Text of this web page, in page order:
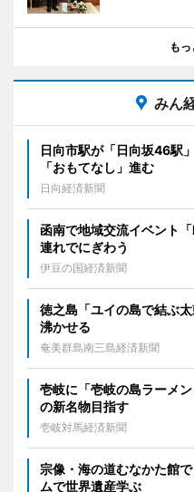
も
みん
日向市駅が「日向坂46駅
「おもてなし」進む
日向経済新聞
函南で地域交流イベント
連れでにぎわう
伊豆の国経済新聞
徳之島「ユイの島で結ぶ
沸かせる
奄美群島南三島経済新聞
壱岐に「壱岐の島ラーメ
の新名物目指す
壱岐対馬経済新聞
宗像・海の道むなかた館
ムで世界遺産学ぶ